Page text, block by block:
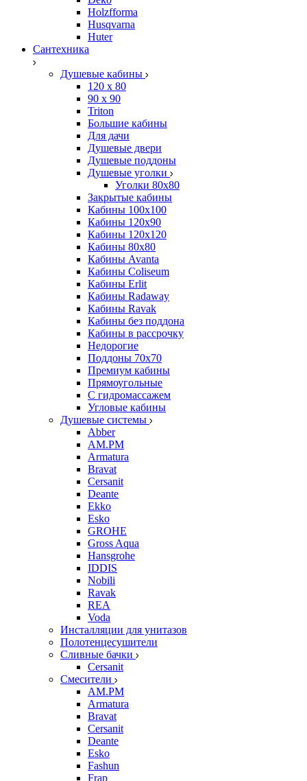
Holzfforma
Husqvarna
Huter
Сантехника
Душевые кабины
120 x 80
90 х 90
Triton
Большие кабины
Для дачи
Душевые двери
Душевые поддоны
Душевые уголки
Уголки 80х80
Закрытые кабины
Кабины 100x100
Кабины 120x90
Кабины 120х120
Кабины 80х80
Кабины Avanta
Кабины Coliseum
Кабины Erlit
Кабины Radaway
Кабины Ravak
Кабины без поддона
Кабины в рассрочку
Недорогие
Поддоны 70x70
Премиум кабины
Прямоугольные
С гидромассажем
Угловые кабины
Душевые системы
Abber
AM.PM
Armatura
Bravat
Cersanit
Deante
Ekko
Esko
GROHE
Gross Aqua
Hansgrohe
IDDIS
Nobili
Ravak
REA
Voda
Инсталляции для унитазов
Полотенцесушители
Сливные бачки
Cersanit
Смесители
AM.PM
Armatura
Bravat
Cersanit
Deante
Esko
Fashun
Frap